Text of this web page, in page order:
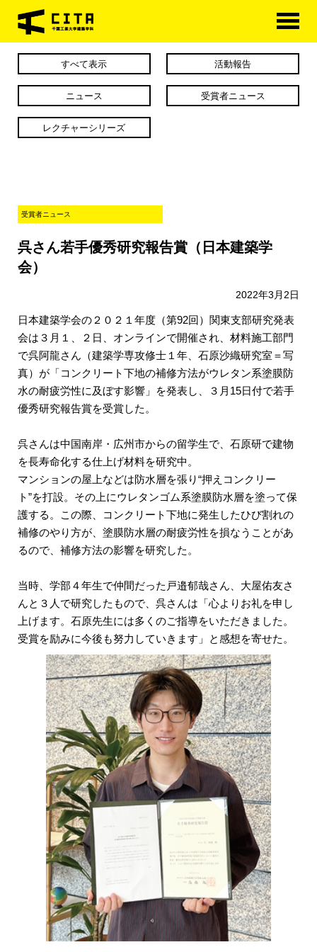
HOME
学科概要
研究室紹介
アクセス
すべて表示 活動報告
ニュース 受賞者ニュース
レクチャーシリーズ
受賞者ニュース
呉さん若手優秀研究報告賞（日本建築学
会）
2022年3月2日
日本建築学会の２０２１年度（第92回）関東支部研究発表
会は３月１、２日、オンラインで開催され、材料施工部門
で呉阿龍さん（建築学専攻修士１年、石原沙織研究室＝写
真）が「コンクリート下地の補修方法がウレタン系塗膜防
水の耐疲労性に及ぼす影響」を発表し、３月15日付で若手
優秀研究報告賞を受賞した。
呉さんは中国南岸・広州市からの留学生で、石原研で建物
を長寿命化する仕上げ材料を研究中。
マンションの屋上などは防水層を張り“押えコンクリー
ト”を打設。その上にウレタンゴム系塗膜防水層を塗って保
護する。この際、コンクリート下地に発生したひび割れの
補修のやり方が、塗膜防水層の耐疲労性を損なうことがあ
るので、補修方法の影響を研究した。
当時、学部４年生で仲間だった戸邉郁哉さん、大屋佑友さ
んと３人で研究したもので、呉さんは「心よりお礼を申し
上げます。石原先生には多くのご指導をいただきました。
受賞を励みに今後も努力していきます」と感想を寄せた。